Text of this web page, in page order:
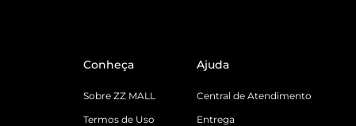
Conheça
Sobre ZZ MALL
Termos de Uso
Ajuda
Central de Atendimento
Entrega